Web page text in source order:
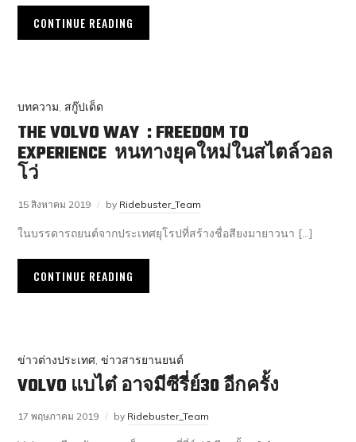
CONTINUE READING
บทความ, สกู๊ปเด็ด
THE VOLVO WAY : FREEDOM TO
EXPERIENCE หนทางยุคใหม่ในสไตล์วอล
โว่
15 สิงหาคม 2019 by Ridebuster_Team
ในบรรดารถยนต์จากประเทศยุโรปที่สร้างชื่อสียงมายาวนา […]
CONTINUE READING
ข่าวต่างประเทศ,ข่าวสารยานยนต์
VOLVO แบไต๋ อาจมีซีรี่ย์30 อีกครั้ง
17 พฤษภาคม 2019 by Ridebuster_Team